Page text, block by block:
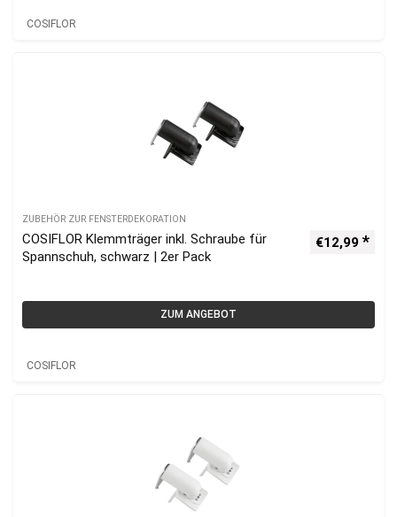
COSIFLOR
ZUBEHÖR ZUR FENSTERDEKORATION
COSIFLOR Klemmträger inkl. Schraube für
Spannschuh, schwarz | 2er Pack
€12,99
ZUM ANGEBOT
COSIFLOR